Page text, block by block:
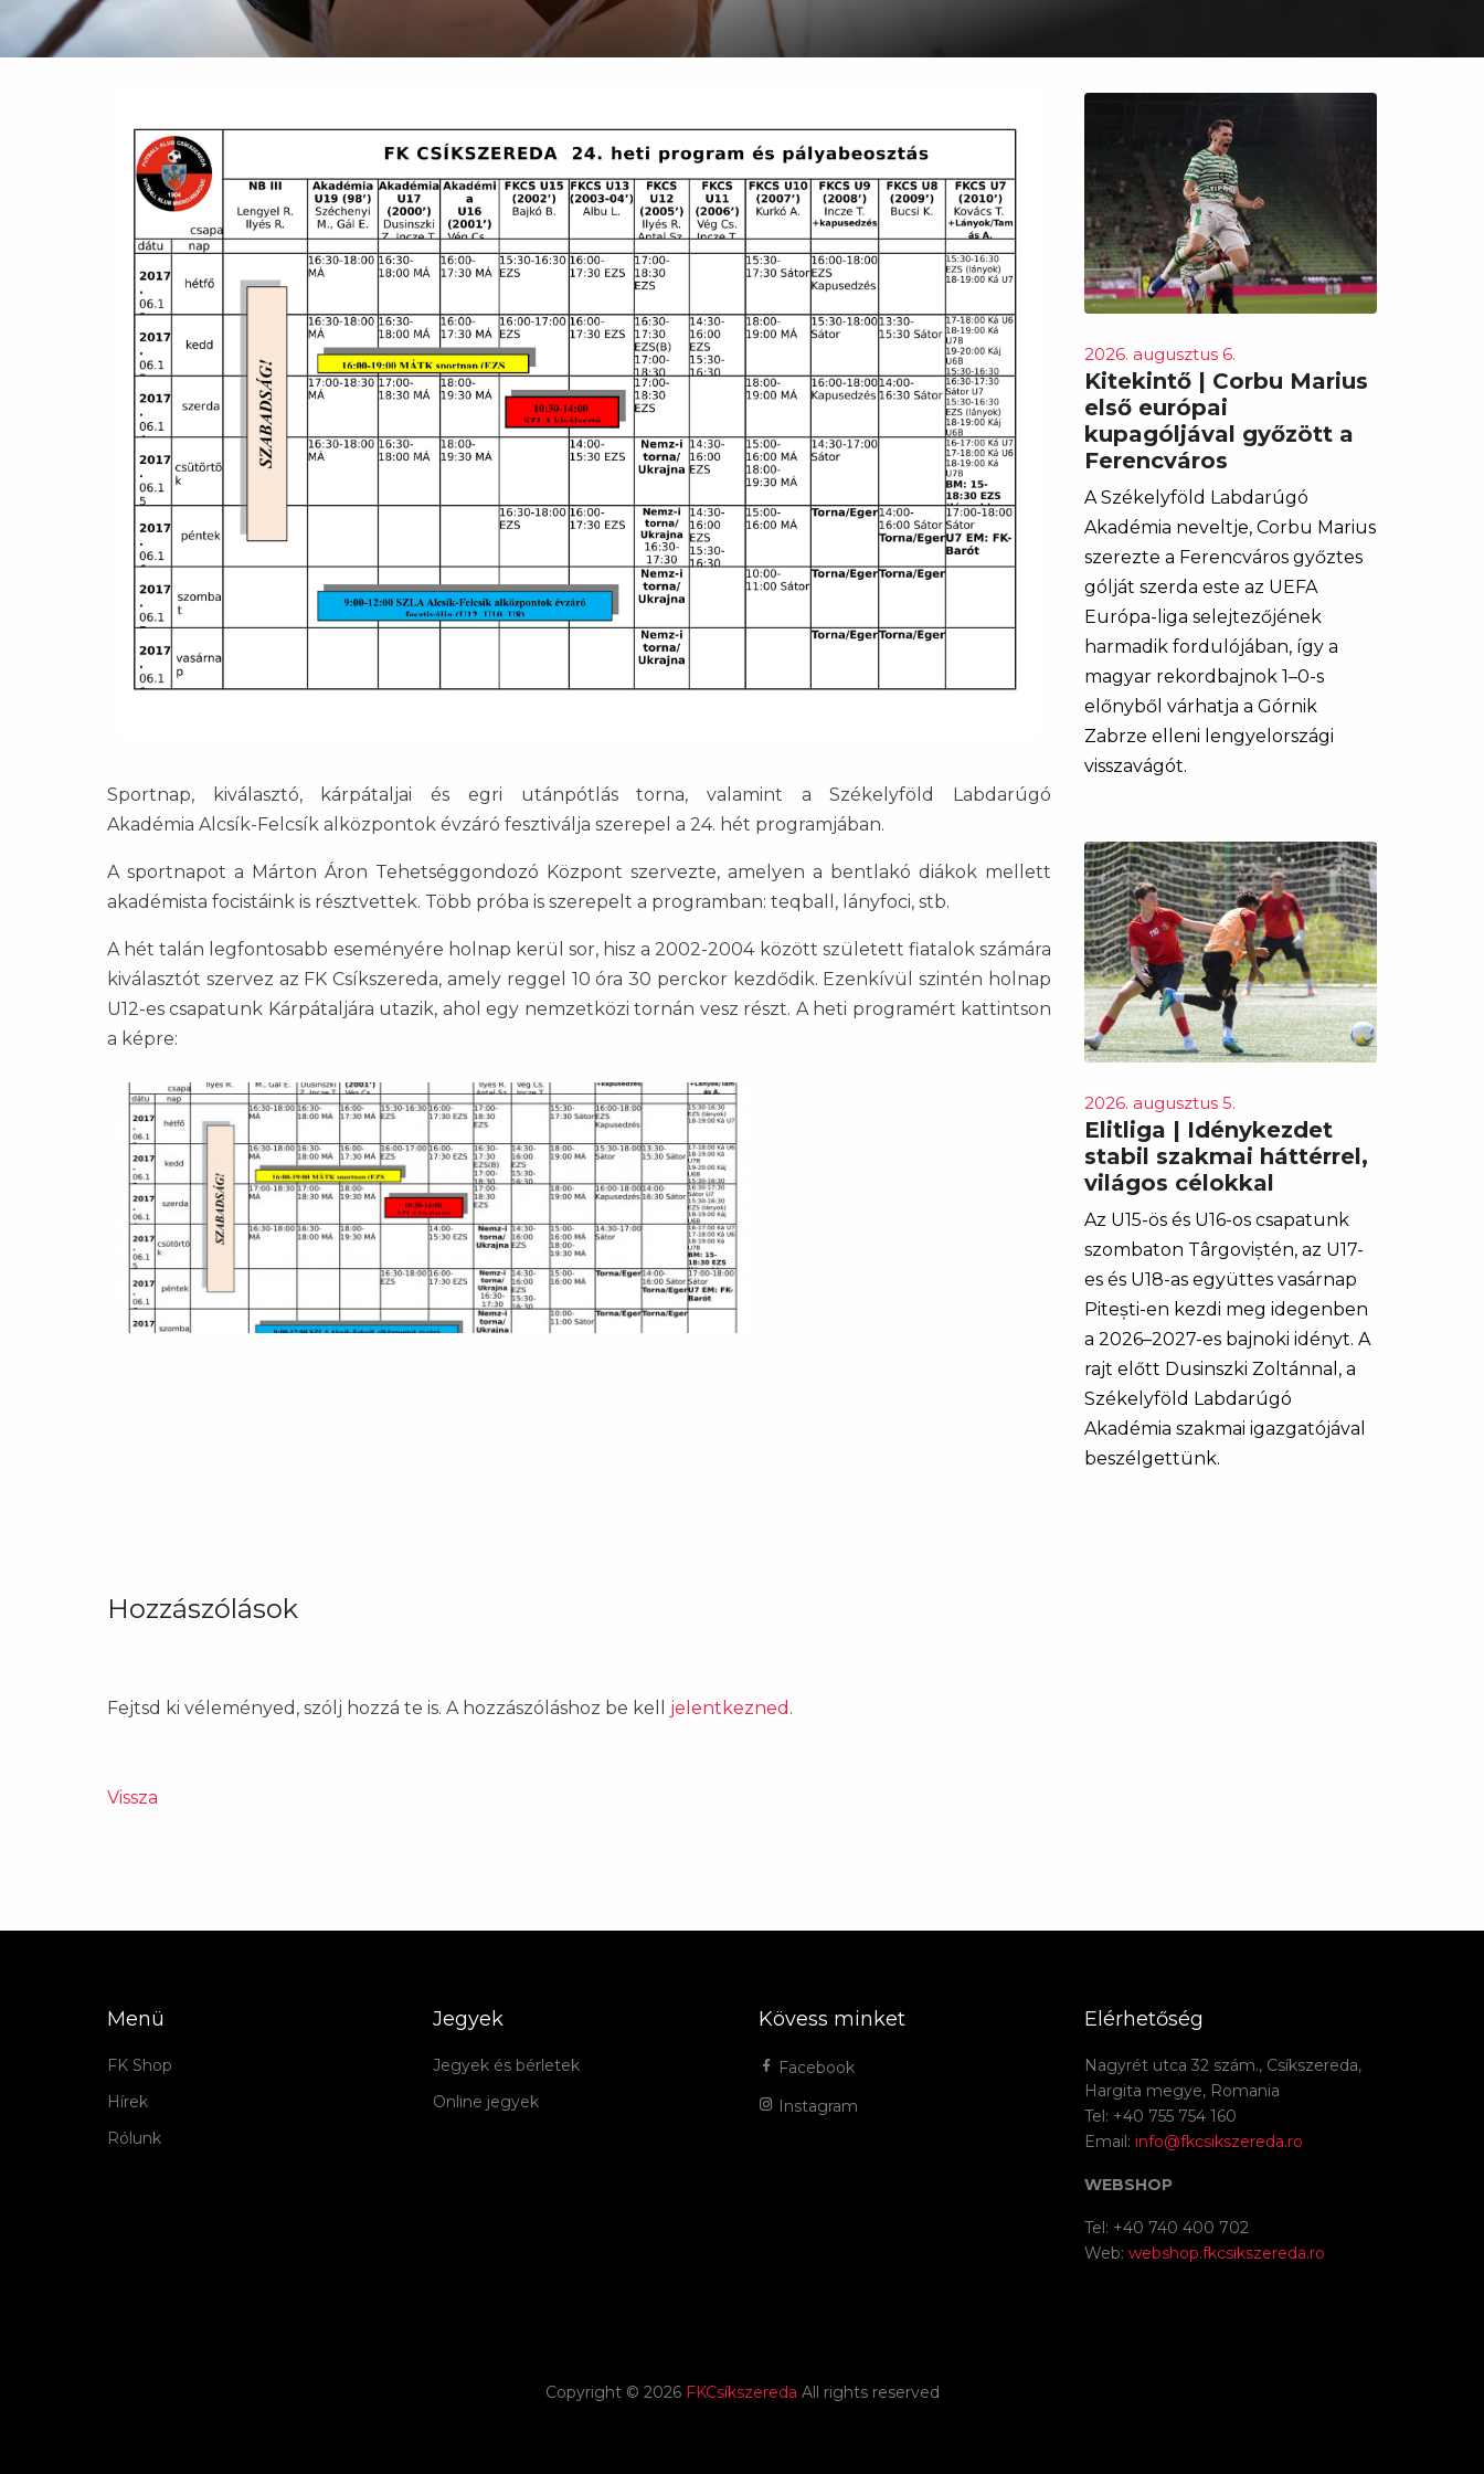
Sportnap, kiválasztó, kárpátaljai és egri utánpótlás torna, valamint a Székelyföld Labdarúgó
Akadémia Alcsík-Felcsík alközpontok évzáró fesztiválja szerepel a 24. hét programjában.
A sportnapot a Márton Áron Tehetséggondozó Központ szervezte, amelyen a bentlakó diákok mellett
akadémista focistáink is résztvettek. Több próba is szerepelt a programban: teqball, lányfoci, stb.
A hét talán legfontosabb eseményére holnap kerül sor, hisz a 2002-2004 között született fiatalok számára
kiválasztót szervez az FK Csíkszereda, amely reggel 10 óra 30 perckor kezdődik. Ezenkívül szintén holnap
U12-es csapatunk Kárpátaljára utazik, ahol egy nemzetközi tornán vesz részt. A heti programért kattintson
a képre:
2026. augusztus 6.
Kitekintő | Corbu Marius
első európai
kupagóljával győzött a
Ferencváros
A Székelyföld Labdarúgó
Akadémia neveltje, Corbu Marius
szerezte a Ferencváros győztes
gólját szerda este az UEFA
Európa-liga selejtezőjének
harmadik fordulójában, így a
magyar rekordbajnok 1–0-s
előnyből várhatja a Górnik
Zabrze elleni lengyelországi
visszavágót.
2026. augusztus 5.
Elitliga | Idénykezdet
stabil szakmai háttérrel,
világos célokkal
Az U15-ös és U16-os csapatunk
szombaton Târgoviștén, az U17-
es és U18-as együttes vasárnap
Pitești-en kezdi meg idegenben
a 2026–2027-es bajnoki idényt. A
rajt előtt Dusinszki Zoltánnal, a
Székelyföld Labdarúgó
Akadémia szakmai igazgatójával
beszélgettünk.
Hozzászólások
Fejtsd ki véleményed, szólj hozzá te is. A hozzászóláshoz be kell jelentkezned .
Vissza
Menü
FK Shop
Hírek
Rólunk
Jegyek
Jegyek és bérletek
Online jegyek
Kövess minket
Facebook
Instagram
Elérhetőség
Nagyrét utca 32 szám., Csíkszereda,
Hargita megye, Romania
Tel: +40 755 754 160
Email: info@fkcsikszereda.ro
WEBSHOP
Tel: +40 740 400 702
Web: webshop.fkcsikszereda.ro
Copyright © 2026 FKCsíkszereda All rights reserved